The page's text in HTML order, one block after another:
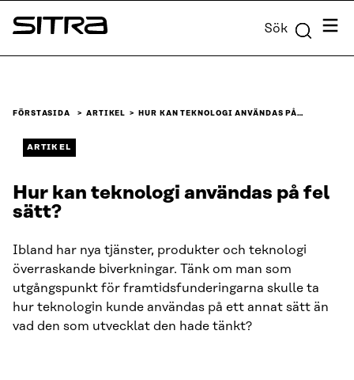
Skip to
content
Sitra Sök Meny
FÖRSTASIDA ARTIKEL HUR KAN TEKNOLOGI ANVÄNDAS PÅ…
ARTIKEL
Hur kan teknologi användas på fel
sätt?
Ibland har nya tjänster, produkter och teknologi
överraskande biverkningar. Tänk om man som
utgångspunkt för framtidsfunderingarna skulle ta
hur teknologin kunde användas på ett annat sätt än
vad den som utvecklat den hade tänkt?